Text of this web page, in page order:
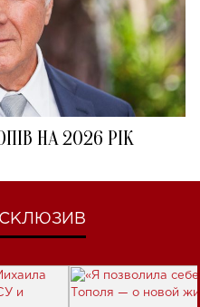
НА 2026 РІК